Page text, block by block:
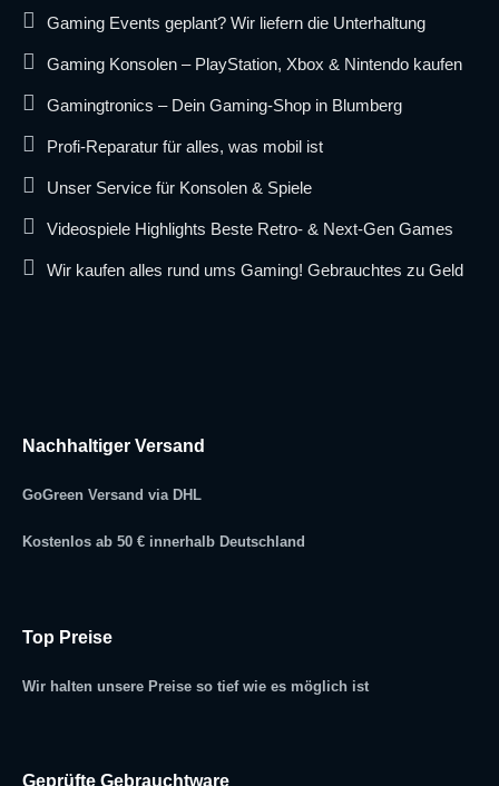
Gaming Events geplant? Wir liefern die Unterhaltung
Gaming Konsolen – PlayStation, Xbox & Nintendo kaufen
Gamingtronics – Dein Gaming-Shop in Blumberg
Profi-Reparatur für alles, was mobil ist
Unser Service für Konsolen & Spiele
Videospiele Highlights Beste Retro- & Next-Gen Games
Wir kaufen alles rund ums Gaming! Gebrauchtes zu Geld
Nachhaltiger Versand
GoGreen Versand via DHL
Kostenlos ab 50 € innerhalb Deutschland
Top Preise
Wir halten unsere Preise so tief wie es möglich ist
Geprüfte Gebrauchtware